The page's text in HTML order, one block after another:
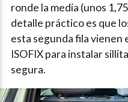
ronde la media (unos
detalle práctico es que
esta segunda fila vienen
ISOFIX para instalar
segura.